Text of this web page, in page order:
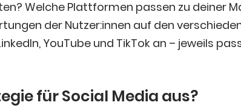
Wel­che Platt­for­men pas­sen zu dei­ner
der Nutzer:innen auf den
You­Tube und Tik­Tok an – jeweils
für Social Media aus?